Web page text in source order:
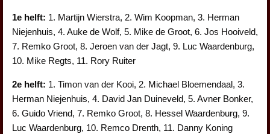
1e helft: 1. Martijn Wierstra, 2. Wim Koopman, 3. Herman
Niejenhuis, 4. Auke de Wolf, 5. Mike de Groot, 6. Jos Hooiveld,
7. Remko Groot, 8. Jeroen van der Jagt, 9. Luc Waardenburg,
10. Mike Regts, 11. Rory Ruiter
2e helft: 1. Timon van der Kooi, 2. Michael Bloemendaal, 3.
Herman Niejenhuis, 4. David Jan Duineveld, 5. Avner Bonker,
6. Guido Vriend, 7. Remko Groot, 8. Hessel Waardenburg, 9.
Luc Waardenburg, 10. Remco Drenth, 11. Danny Koning